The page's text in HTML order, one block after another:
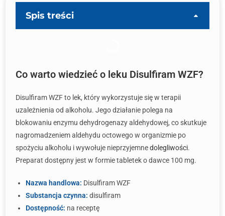
Spis treści
Co warto wiedzieć o leku Disulfiram WZF?
Disulfiram WZF to lek, który wykorzystuje się w terapii
uzależnienia od alkoholu. Jego działanie polega na
blokowaniu enzymu dehydrogenazy aldehydowej, co skutkuje
nagromadzeniem aldehydu octowego w organizmie po
spożyciu alkoholu i wywołuje nieprzyjemnedolegliwości.
Preparat dostępny jest w formie tabletek o dawce 100 mg.
Nazwa handlowa: Disulfiram WZF
Substancja czynna: disulfiram
Dostępność: na receptę